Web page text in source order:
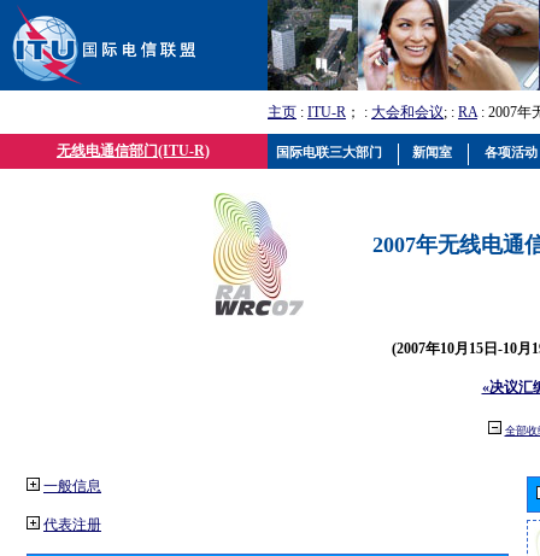
主页 : ITU-R ； : 大会和会议; : RA: 2007年
无线电通信部门(ITU-R)
2007年无线电通
(2007年10月15日-10月
«决议汇
全部收
一般信息
代表注册
国际电联三大部门 新闻室 各项活动